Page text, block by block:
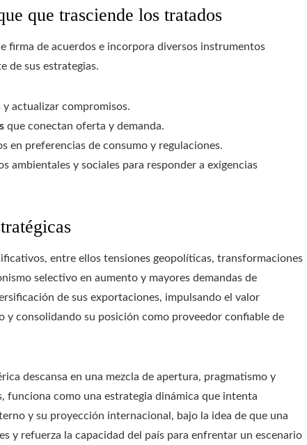
que trasciende los tratados
firma de acuerdos e incorpora diversos instrumentos
de sus estrategias.
actualizar compromisos.
que conectan oferta y demanda.
en preferencias de consumo y regulaciones.
ambientales y sociales para responder a exigencias
entre ellos tensiones geopolíticas, transformaciones
selectivo en aumento y mayores demandas de
de sus exportaciones, impulsando el valor
y consolidando su posición como proveedor confiable de
descansa en una mezcla de apertura, pragmatismo y
funciona como una estrategia dinámica que intenta
y su proyección internacional, bajo la idea de que una
y refuerza la capacidad del país para enfrentar un escenario